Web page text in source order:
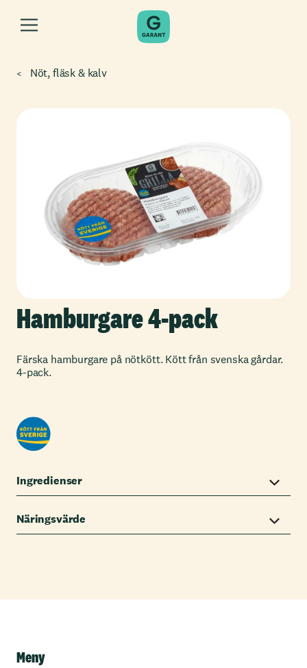
Nöt, fläsk & kalv
Hamburgare 4-pack
Färska hamburgare på nötkött. Kött från svenska gårdar.
4-pack.
Ingredienser
Näringsvärde
Meny